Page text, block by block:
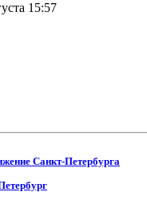
15:57
Санкт-Петербурга